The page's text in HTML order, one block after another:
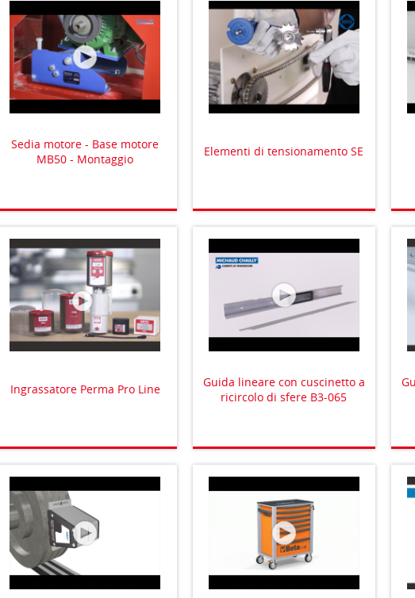
Sedia motore - Base motore
MB50 - Montaggio
Elementi di tensionamento SE
Ingrassatore Perma Pro Line
Guida lineare con cuscinetto a
ricircolo di sfere B3-065